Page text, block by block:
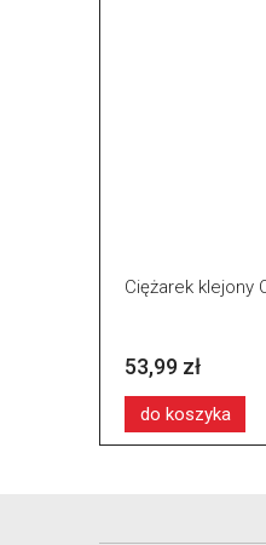
Ciężarek klejony
53,99 zł
do koszyka